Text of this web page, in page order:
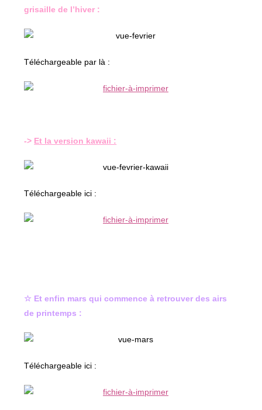
grisaille de l’hiver :
Téléchargeable par là :
-> Et la version kawaii :
Téléchargeable ici :
☆ Et enfin mars qui commence à retrouver des airs
de printemps :
Téléchargeable ici :